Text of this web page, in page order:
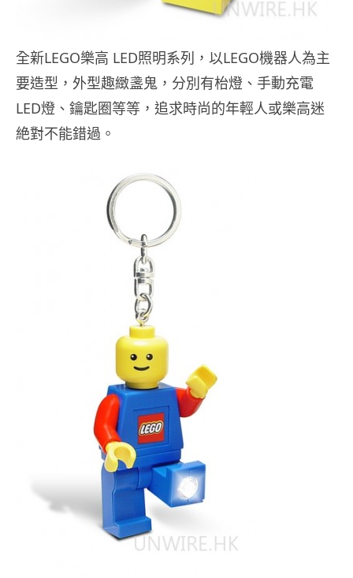
全新LEGO樂高 LED照明系列，以LEGO機器人為主
要造型，外型趣緻盞鬼，分別有枱燈、手動充電
LED燈、鑰匙圈等等，追求時尚的年輕人或樂高迷
絶對不能錯過。